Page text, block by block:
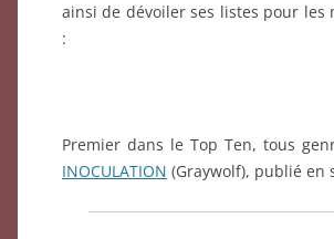
ainsi de dévoiler ses listes pour
:
Premier dans le Top Ten, tous
INOCULATION (Graywolf), publié en